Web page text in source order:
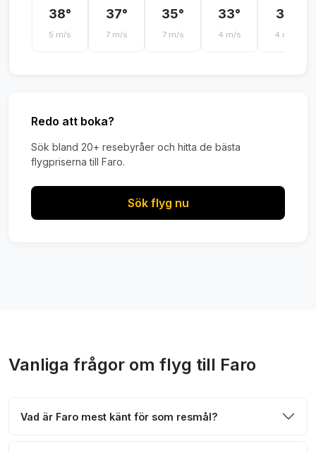
38°
5 m/s
37°
7 m/s
35°
7 m/s
33°
4 m/s
31°
4 m/s
Redo att boka?
Sök bland 20+ resebyråer och hitta de bästa
flygpriserna till Faro.
Sök flyg nu
Vanliga frågor om flyg till Faro
Vad är Faro mest känt för som resmål?